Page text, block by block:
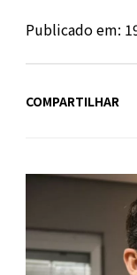
Publicado em:
COMPARTILHAR